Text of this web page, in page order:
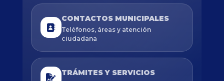
CONTACTOS MUNICIPALES
Teléfonos, áreas y atención
ciudadana
TRÁMITES Y SERVICIOS